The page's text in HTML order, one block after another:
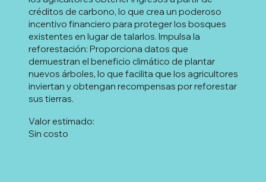
créditos de carbono, lo que crea un poderoso
incentivo financiero para proteger los bosques
existentes en lugar de talarlos. Impulsa la
reforestación: Proporciona datos que
demuestran el beneficio climático de plantar
nuevos árboles, lo que facilita que los agricultores
inviertan y obtengan recompensas por reforestar
sus tierras.
Sin costo
Valor estimado: